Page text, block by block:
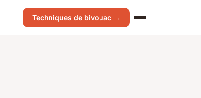
Techniques de bivouac →